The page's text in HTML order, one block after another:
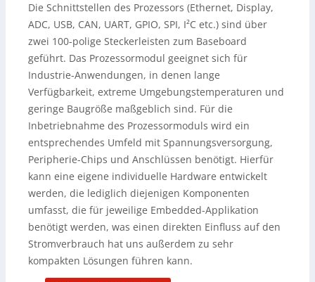
Die Schnittstellen des Prozessors (Ethernet, Display,
ADC, USB, CAN, UART, GPIO, SPI, I²C etc.) sind über
zwei 100-polige Steckerleisten zum Baseboard
geführt. Das Prozessormodul geeignet sich für
Industrie-Anwendungen, in denen lange
Verfügbarkeit, extreme Umgebungstemperaturen und
geringe Baugröße maßgeblich sind. Für die
Inbetriebnahme des Prozessormoduls wird ein
entsprechendes Umfeld mit Spannungsversorgung,
Peripherie-Chips und Anschlüssen benötigt. Hierfür
kann eine eigene individuelle Hardware entwickelt
werden, die lediglich diejenigen Komponenten
umfasst, die für jeweilige Embedded-Applikation
benötigt werden, was einen direkten Einfluss auf den
Stromverbrauch hat uns außerdem zu sehr
kompakten Lösungen führen kann.